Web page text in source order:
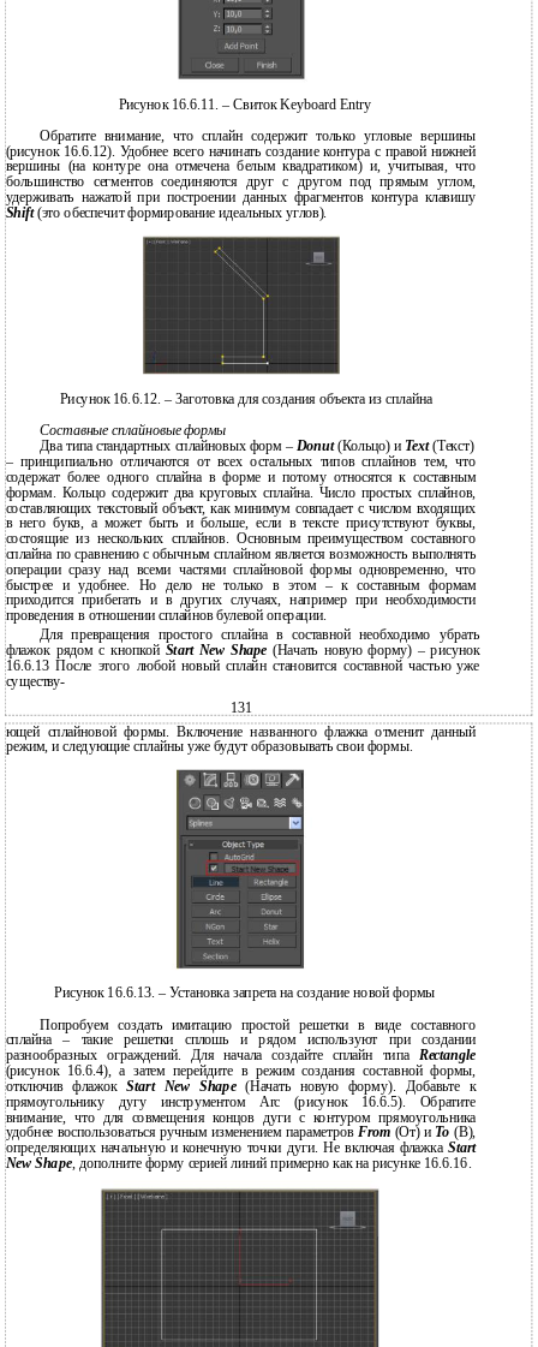
Рисунок 16.6.11. – Свиток Keyboard Entry
Обратите внимание, что сплайн содержит только угловые вершины
(рисунок 16.6.12). Удобнее всего начинать создание контура с правой нижней
вершины (на контуре она отмечена белым квадратиком) и, учитывая, что
большинство сегментов соединяются друг с другом под прямым углом,
удерживать нажатой при построении данных фрагментов контура клавишу
Shift(это обеспечит формирование идеальных углов).
Рисунок 16.6.12. – Заготовка для создания объекта из сплайна
Составные сплайновые формы
Два типа стандартных сплайновых форм – Donut(Кольцо) и Text(Текст)
– принципиально отличаются от всех остальных типов сплайнов тем, что
содержат более одного сплайна в форме и потому относятся к составным
формам. Кольцо содержит два круговых сплайна. Число простых сплайнов,
составляющих текстовый объект, как минимум совпадает с числом входящих
в него букв, а может быть и больше, если в тексте присутствуют буквы,
состоящие из нескольких сплайнов. Основным преимуществом составного
сплайна по сравнению с обычным сплайном является возможность выполнять
операции сразу над всеми частями сплайновой формы одновременно, что
быстрее и удобнее. Но дело не только в этом – к составным формам
приходится прибегать и в других случаях, например при необходимости
проведения в отношении сплайнов булевой операции.
Для превращения простого сплайна в составной необходимо убрать
флажок рядом с кнопкой Start New Shape(Начать новую форму) – рисунок
16.6.13 После этого любой новый сплайн становится составной частью уже
существу-
131
ющей сплайновой формы. Включение названного флажка отменит данный
режим, и следующие сплайны уже будут образовывать свои формы.
Рисунок 16.6.13. – Установка запрета на создание новой формы
Попробуем создать имитацию простой решетки в виде составного
сплайна – такие решетки сплошь и рядом используют при создании
разнообразных ограждений. Для начала создайте сплайн типа Rectangle
(рисунок 16.6.4), а затем перейдите в режим создания составной формы,
отключив флажокStart New Shape(Начать новую форму). Добавьте к
прямоугольнику дугу инструментом Arc (рисунок 16.6.5). Обратите
внимание, что для совмещения концов дуги с контуром прямоугольника
удобнее воспользоваться ручным изменением параметров From (От) и To (В),
определяющих начальную и конечную точки дуги. Не включая флажкаStart
New Shape, дополните форму серией линий примерно как на рисунке 16.6.16.